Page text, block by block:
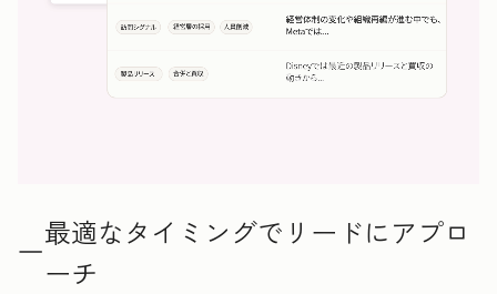
最適なタイミングでリードにアプロ
ーチ